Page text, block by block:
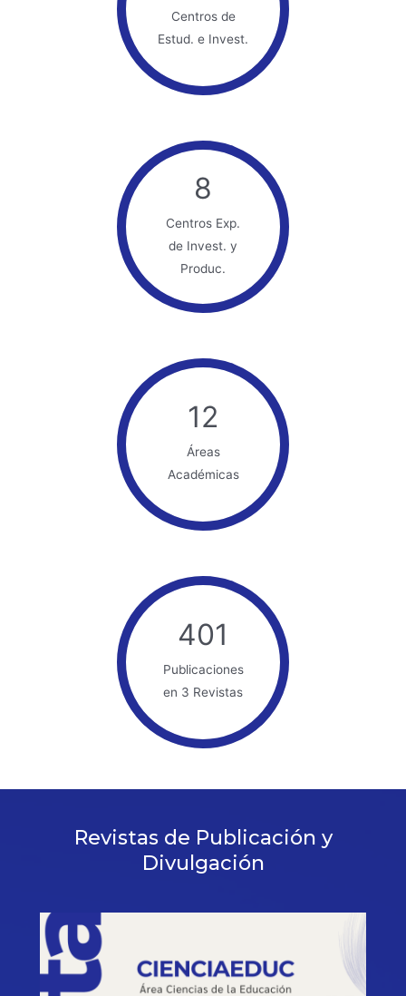
Centros de
Estud. e Invest.
8
Centros Exp.
de Invest. y
Produc.
12
Áreas
Académicas
401
Publicaciones
en 3 Revistas
Revistas de Publicación y
Divulgación